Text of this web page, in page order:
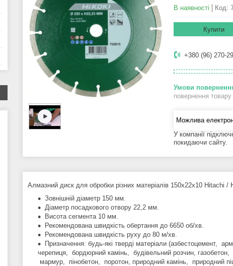
В наявності Код:
Купити
+380 (96) 270-
повернення
У компанії
покидаючи сайту.
Алмазний диск для обробки різних матеріалів 150х22х10 Hitachi /
Зовнішній діаметр 150 мм.
Діаметр посадкового отвору 22,2 мм.
Висота сегмента 10 мм.
Рекомендована швидкість обертання до 6650 об/хв.
Рекомендована швидкість руху до 80 м/хв.
Призначення: будь-які тверді матеріали (азбестоцемент,
черепиця, бордюрний камінь, будівельний розчин, газобетон,
мармур, пінобетон, поротон, природний камінь, природний